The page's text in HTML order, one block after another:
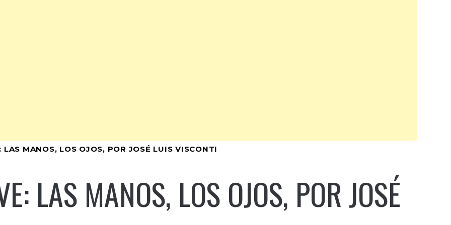
LAS MANOS, LOS OJOS, POR JOSÉ LUIS VISCONTI
LAS MANOS, LOS OJOS, POR JOSÉ